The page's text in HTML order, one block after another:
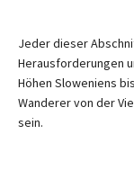
Jeder dieser
Herausforderungen
Höhen Sloweniens
Wanderer von der
sein.